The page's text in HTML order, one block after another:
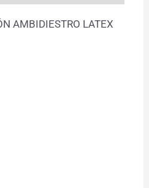
AMBIDIESTRO LATEX